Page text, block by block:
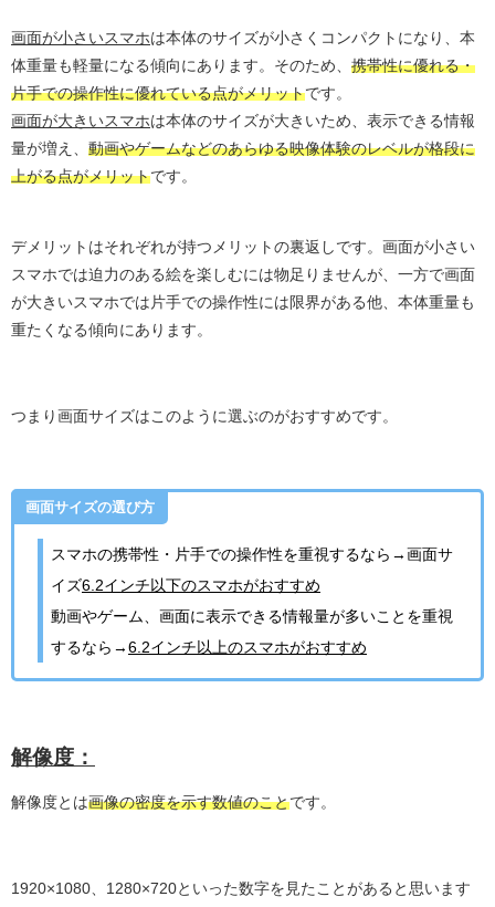
画面が小さいスマホは本体のサイズが小さくコンパクトになり、本
体重量も軽量になる傾向にあります。そのため、 携帯性に優れる・
片手での操作性に優れている点がメリットです。
画面が大きいスマホは本体のサイズが大きいため、表示できる情報
量が増え、 動画やゲームなどのあらゆる映像体験のレベルが格段に
上がる点がメリットです。
デメリットはそれぞれが持つメリットの裏返しです。画面が小さい
スマホでは迫力のある絵を楽しむには物足りませんが、一方で画面
が大きいスマホでは片手での操作性には限界がある他、本体重量も
重たくなる傾向にあります。
つまり画面サイズはこのように選ぶのがおすすめです。
画面サイズの選び方
スマホの携帯性・片手での操作性を重視するなら→画面サ
イズ6.2インチ以下のスマホがおすすめ
動画やゲーム、画面に表示できる情報量が多いことを重視
するなら→ 6.2インチ以上のスマホがおすすめ
解像度：
解像度とは画像の密度を示す数値のことです。
1920×1080、1280×720といった数字を見たことがあると思います